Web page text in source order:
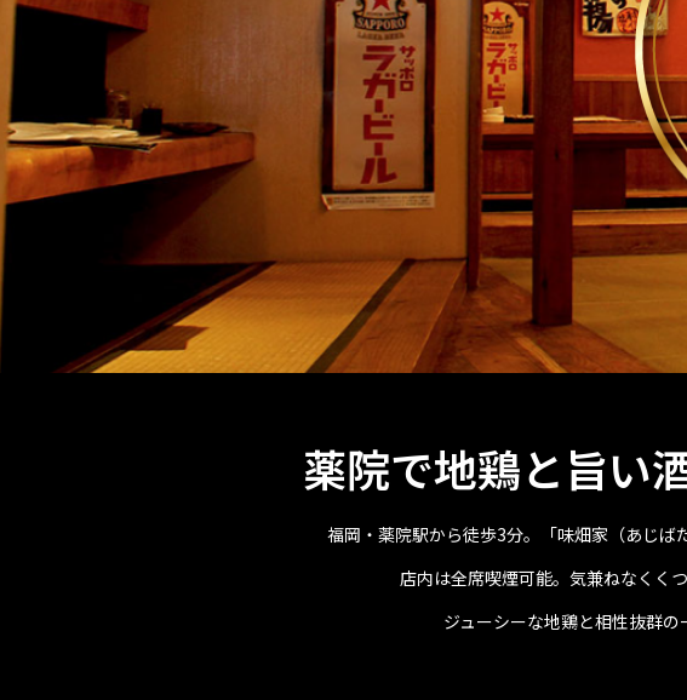
薬院で地鶏と旨い
福岡・薬院駅から徒歩3分。「味畑家（あじば
店内は全席喫煙可能。気兼ねなくく
ジューシーな地鶏と相性抜群の